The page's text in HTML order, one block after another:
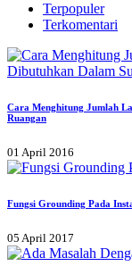
Terpopuler
Terkomentari
Cara Menghitung Jumlah
Ruangan
01 April 2016
Fungsi Grounding Pada
05 April 2017